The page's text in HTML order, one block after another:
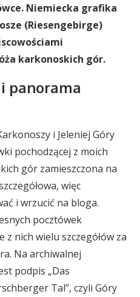
Niemiecka grafika
(Riesengebirge)
karkonoskich gór.
panorama
i Jeleniej Góry
pochodzącej z moich
gór zamieszczona na
więc
i wrzucić na bloga.
pocztówek
z nich wielu szczegółów za
Na archiwalnej
podpis „Das
Tal”, czyli Góry